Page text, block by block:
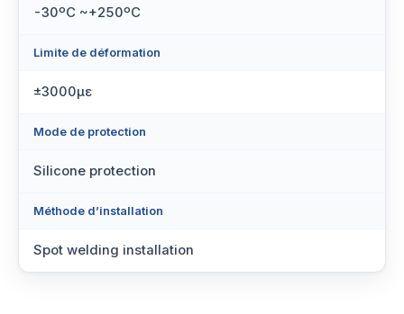
-30ºC ~+250ºC
Limite de déformation
±3000με
Mode de protection
Silicone protection
Méthode d’installation
Spot welding installation